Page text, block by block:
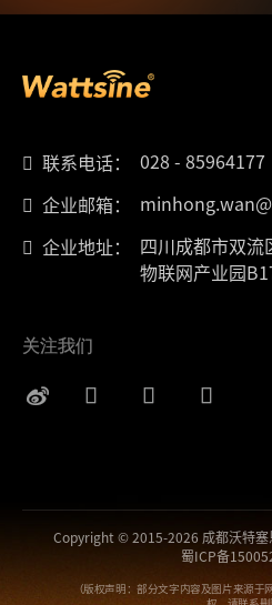
联系电话：
028 - 85964177
企业邮箱：
企业地址：
四川成都市双流
物联网产业园
关注我们
Copyright © 2015-2026 成都沃特塞
蜀ICP备
（版权声明：部分文字内容及图片来源